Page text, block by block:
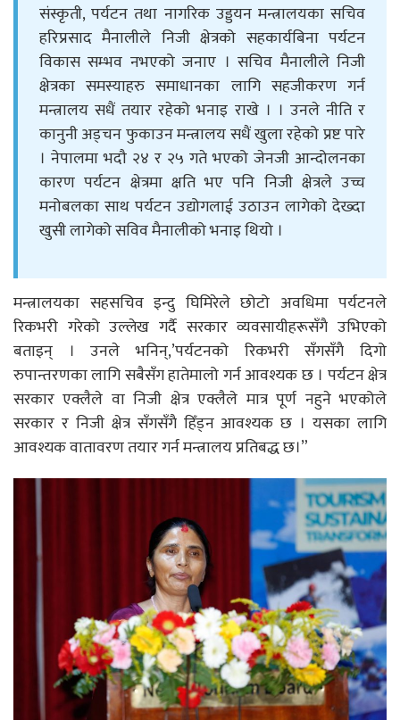
संस्कृती, पर्यटन तथा नागरिक उड्डयन मन्त्रालयका सचिव
हरिप्रसाद मैनालीले निजी क्षेत्रको सहकार्यबिना पर्यटन
विकास सम्भव नभएको जनाए । सचिव मैनालीले निजी
क्षेत्रका समस्याहरु समाधानका लागि सहजीकरण गर्न
मन्त्रालय सधैं तयार रहेको भनाइ राखे । । उनले नीति र
कानुनी अड्चन फुकाउन मन्त्रालय सधैं खुला रहेको प्रष्ट पारे
। नेपालमा भदौ २४ र २५ गते भएको जेनजी आन्दोलनका
कारण पर्यटन क्षेत्रमा क्षति भए पनि निजी क्षेत्रले उच्च
मनोबलका साथ पर्यटन उद्योगलाई उठाउन लागेको देख्दा
खुसी लागेको सविव मैनालीको भनाइ थियो ।
मन्त्रालयका सहसचिव इन्दु घिमिरेले छोटो अवधिमा पर्यटनले
रिकभरी गरेको उल्लेख गर्दै सरकार व्यवसायीहरूसँगै उभिएको
बताइन् । उनले भनिन्,’पर्यटनको रिकभरी सँगसँगै दिगो
रुपान्तरणका लागि सबैसँग हातेमालो गर्न आवश्यक छ । पर्यटन क्षेत्र
सरकार एक्लैले वा निजी क्षेत्र एक्लैले मात्र पूर्ण नहुने भएकोले
सरकार र निजी क्षेत्र सँगसँगै हिँड्न आवश्यक छ । यसका लागि
आवश्यक वातावरण तयार गर्न मन्त्रालय प्रतिबद्ध छ।”